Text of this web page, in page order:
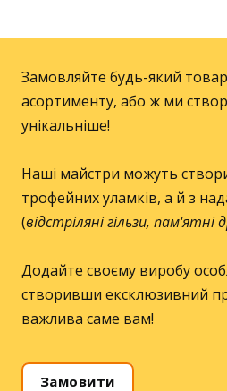
Замовляйте будь-який
асортименту, або ж ми
унікальніше!
Наші майстри можуть
трофейних уламків, а й з
(відстріляні гільзи, пам'ятні
Додайте своєму виробу
створивши ексклюзивний
важлива саме вам!
Замовити